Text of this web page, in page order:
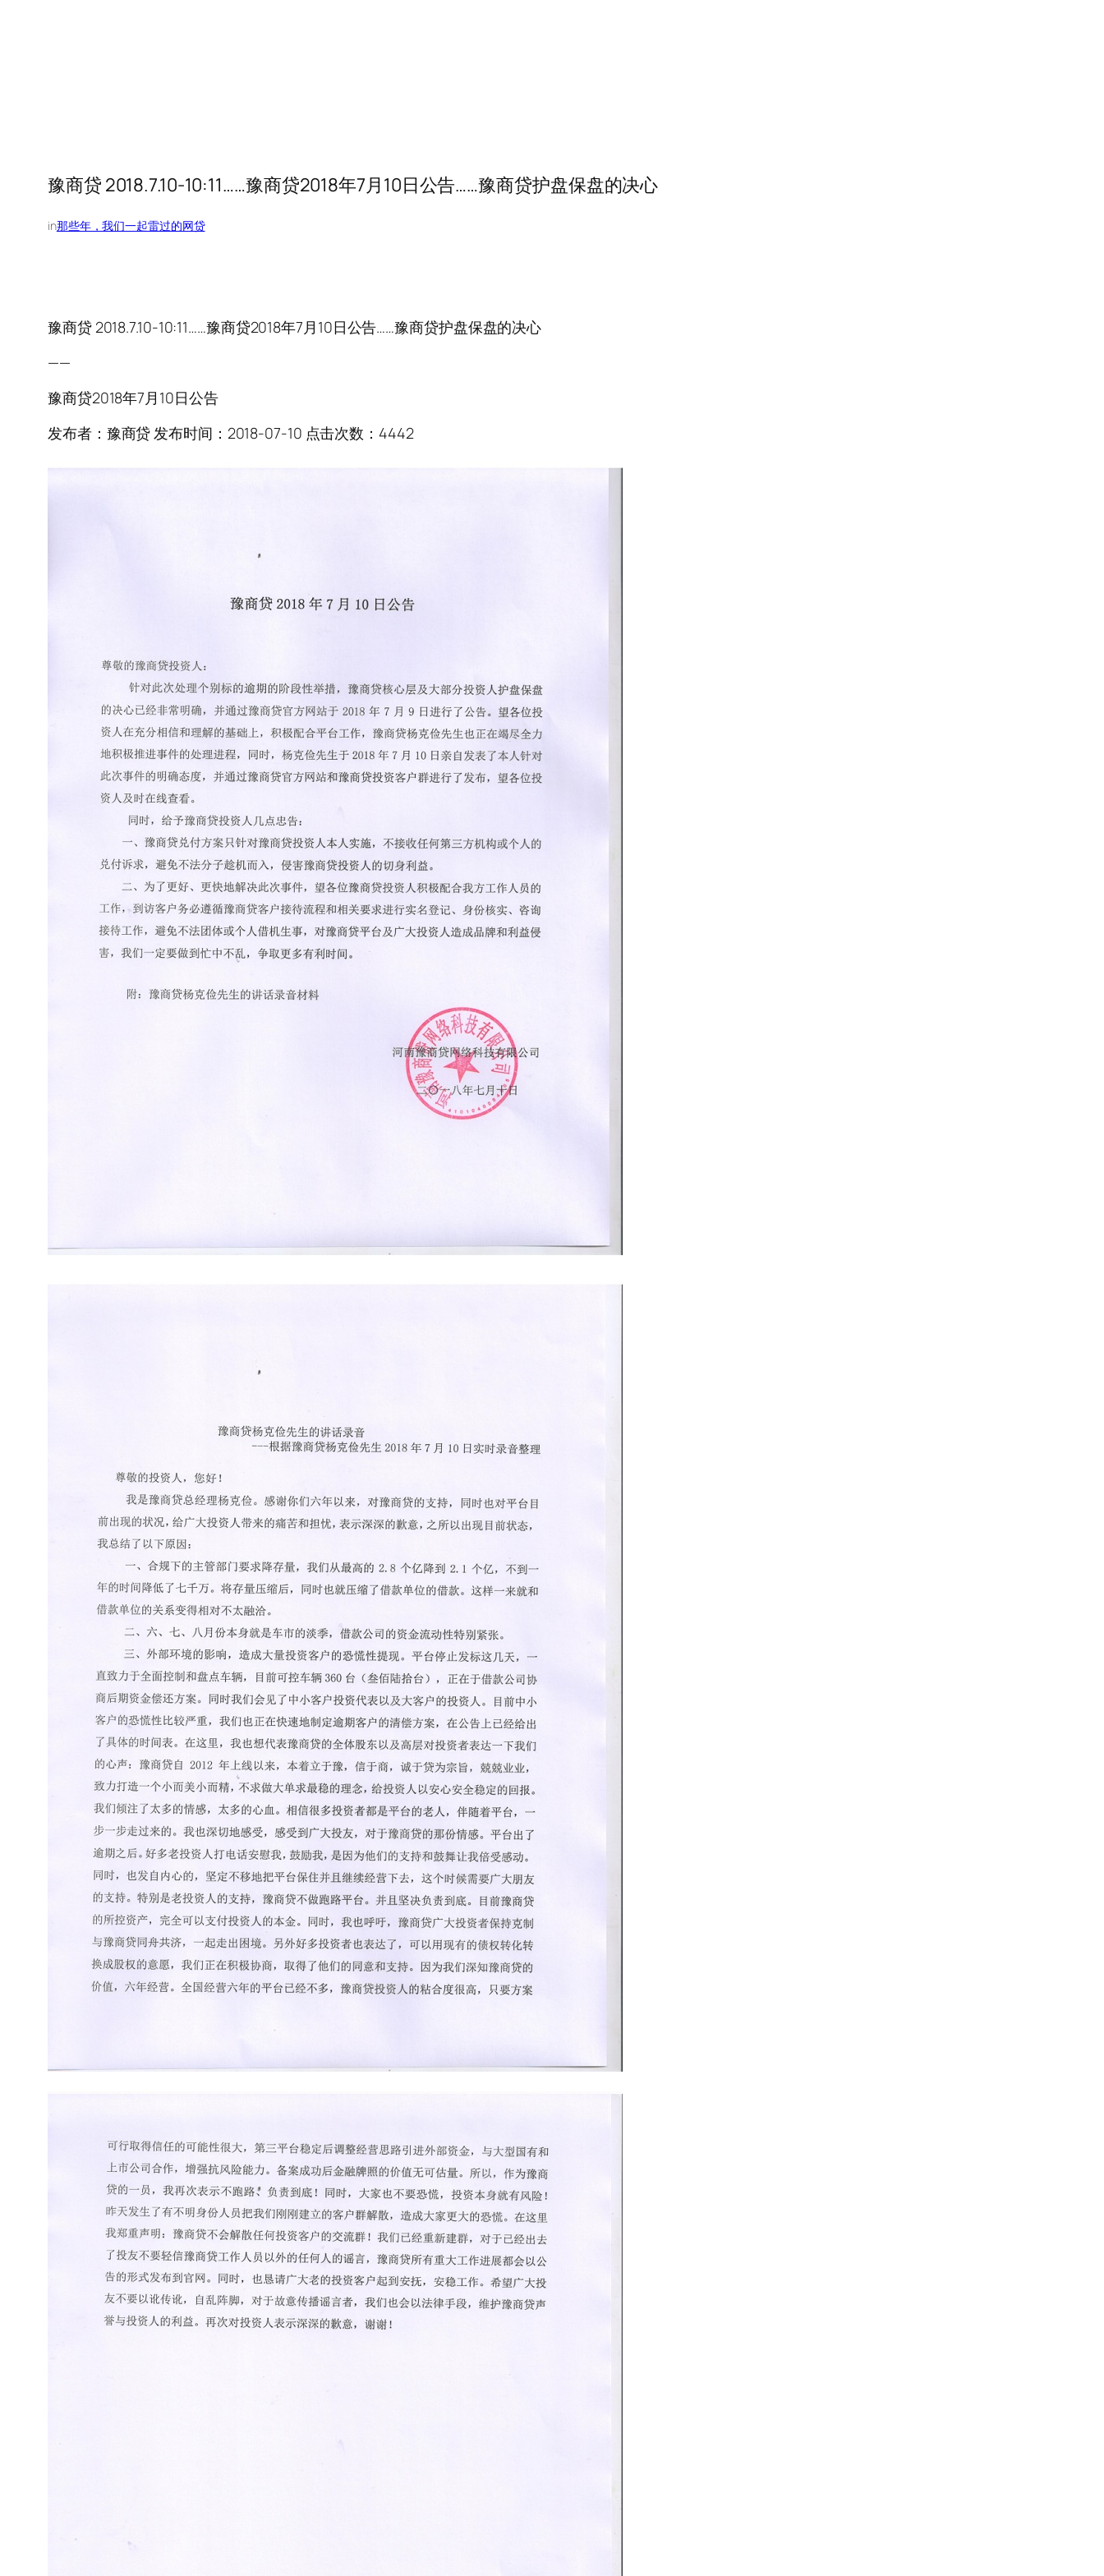
豫商贷 2018.7.10-10:11……豫商贷2018年7月10日公告……豫商贷护盘保盘的决心
in那些年，我们一起雷过的网贷
豫商贷 2018.7.10-10:11……豫商贷2018年7月10日公告……豫商贷护盘保盘的决心
——
豫商贷2018年7月10日公告
发布者：豫商贷 发布时间：2018-07-10 点击次数：4442